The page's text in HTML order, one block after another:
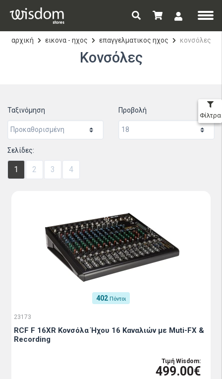
αρχική εικονα - ηχος επαγγελματικος ηχος κονσόλες
Κονσόλες
Ταξινόμηση Προβολή
Σελίδες:
1 2 3 4
Φίλτρα
402 Πόντοι
23173
RCF F 16XR Κονσόλα Ήχου 16 Καναλιών με Muti-FX &
Recording
Τιμή Wisdom:
499.00€